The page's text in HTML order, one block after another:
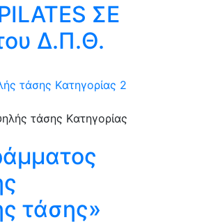
ΣΕ
Δ.Π.Θ.
τάσης Kατηγορίας 2
τάσης»